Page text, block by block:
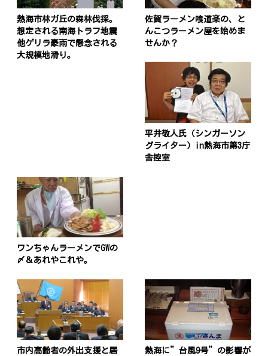
熱海市林ガ丘の森林伐採。
想定される南海トラフ地震
他ゲリラ豪雨で懸念される
大規模地滑り。
佐賀ラーメン喰道楽の、と
んこつラーメン屋を始めま
せんか？
平井敬人氏（シンガーソン
グライター）in熱海市第3庁
舎控室
ワンちゃんラーメンでGWの
〆＆あれやこれや。
市内高齢者の外出支援と居
熱海に”台風9号”の影響が